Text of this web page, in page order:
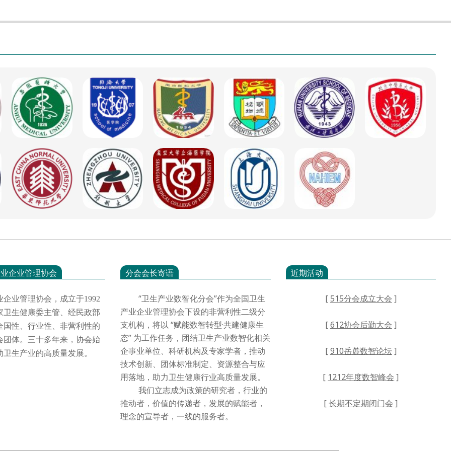
企业管理协会
企业管理协会，成立于1992
卫生健康委主管、经民政部
国性、行业性、非营利性的
团体。三十多年来，协会始
生产业的高质量发展。
分会会长寄语
“卫生产业数智化分会”作为全国卫生
产业企业管理协会下设的非营利性二级分
支机构，将以 “赋能数智转型·共建健康生
态” 为工作任务，团结卫生产业数智化相关
企事业单位、科研机构及专家学者，推动
技术创新、团体标准制定、资源整合与应
用落地，助力卫生健康行业高质量发展。
我们立志成为政策的研究者，行业的
推动者，价值的传递者，发展的赋能者，
理念的宣导者，一线的服务者。
近期活动
[515分会成立大会 ]
[612协会后勤大会 ]
[910岳麓数智论坛]
[ 1212年度数智峰会 ]
[长期不定期闭门会 ]